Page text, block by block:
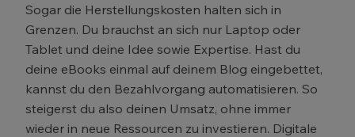
Sogar die Herstellungskosten halten sich in
Grenzen. Du brauchst an sich nur Laptop oder
Tablet und deine Idee sowie Expertise. Hast du
deine eBooks einmal auf deinem Blog eingebettet,
kannst du den Bezahlvorgang automatisieren. So
steigerst du also deinen Umsatz, ohne immer
wieder in neue Ressourcen zu investieren. Digitale